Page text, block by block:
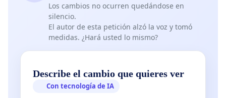
Los cambios no ocurren quedándose en
silencio.
El autor de esta petición alzó la voz y tomó
medidas. ¿Hará usted lo mismo?
Describe el cambio que quieres ver
Con tecnología de IA